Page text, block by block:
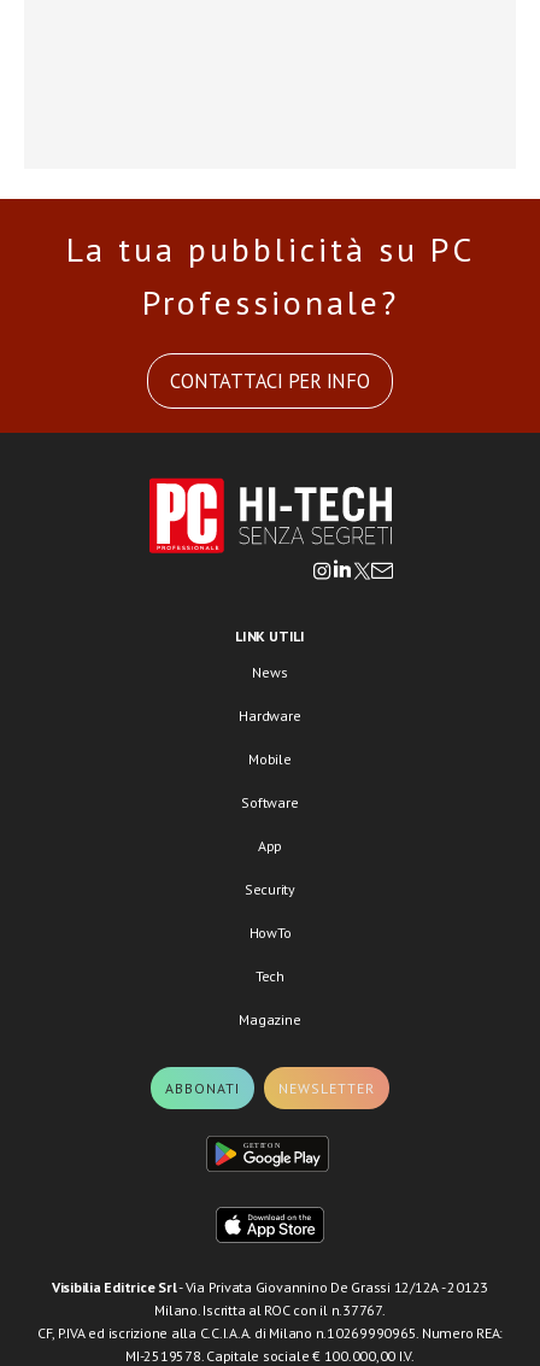
La tua pubblicità su PC
Professionale?
CONTATTACI PER INFO
LINK UTILI
News
Hardware
Mobile
Software
App
Security
HowTo
Tech
Magazine
ABBONATI NEWSLETTER
Visibilia Editrice Srl- Via Privata Giovannino De Grassi 12/12A - 20123
Milano. Iscritta al ROC con il n.37767.
CF, P.IVA ed iscrizione alla C.C.I.A.A. di Milano n.10269990965. Numero REA:
MI-2519578. Capitale sociale € 100.000,00 I.V.